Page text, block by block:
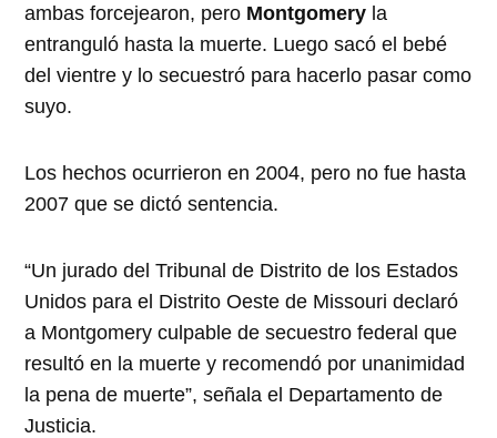
ambas forcejearon, pero Montgomery la
entranguló hasta la muerte. Luego sacó el bebé
del vientre y lo secuestró para hacerlo pasar como
suyo.
Los hechos ocurrieron en 2004, pero no fue hasta
2007 que se dictó sentencia.
Un jurado del Tribunal de Distrito de los Estados
Unidos para el Distrito Oeste de Missouri declaró
a Montgomery culpable de secuestro federal que
resultó en la muerte y recomendó por unanimidad
la pena de muerte , señala el Departamento de
Justicia.